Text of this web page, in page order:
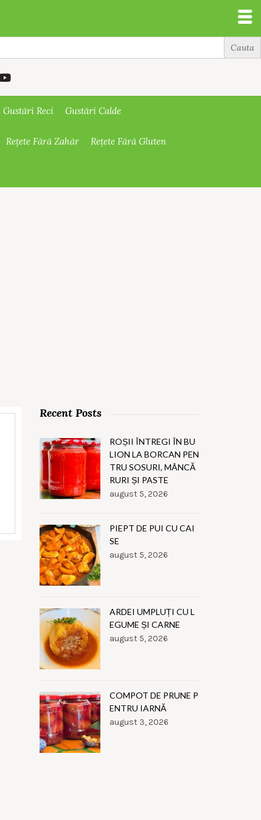
Gustări Reci Gustări Calde
Rețete Fără Zahăr Rețete Fără Gluten
Recent Posts
ROȘII ÎNTREGI ÎN BU
LION LA BORCAN PEN
TRU SOSURI, MÂNCĂ
RURI ȘI PASTE
august 5, 2026
PIEPT DE PUI CU CAI
SE
august 5, 2026
ARDEI UMPLUȚI CU L
EGUME ȘI CARNE
august 5, 2026
COMPOT DE PRUNE P
ENTRU IARNĂ
august 3, 2026